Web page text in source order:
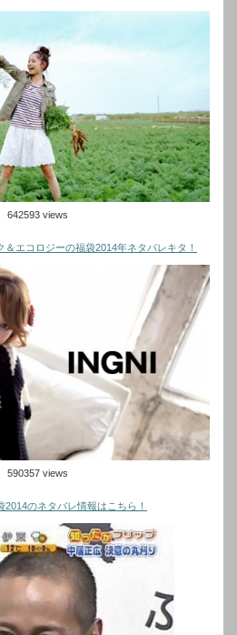
642593 views
＆エコロジーの福袋2014年ネタバレキタ！
590357 views
2014のネタバレ情報はこちら！